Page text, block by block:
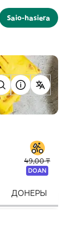
Saio-hasiera
49,00 ₸
DOAN
ДОНЕРЫ